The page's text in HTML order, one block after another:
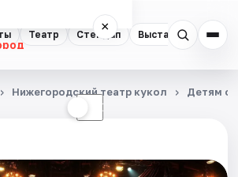
Театр Стендап Выставки
×
☾
Нижегородский театр кукол Детям